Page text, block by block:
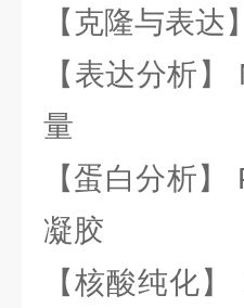
【克隆与表
【表达分析
量
【蛋白分析
凝胶
【核酸纯化